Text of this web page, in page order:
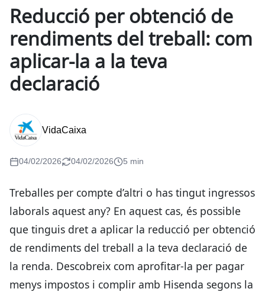
Reducció per obtenció de
rendiments del treball: com
aplicar-la a la teva
declaració
VidaCaixa
04/02/2026 04/02/2026 5 min
Treballes per compte d’altri o has tingut ingressos
laborals aquest any? En aquest cas, és possible
que tinguis dret a aplicar la reducció per obtenció
de rendiments del treball a la teva declaració de
la renda. Descobreix com aprofitar-la per pagar
menys impostos i complir amb Hisenda segons la